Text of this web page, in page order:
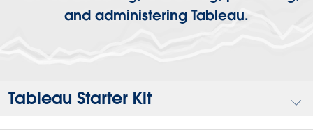
and administering Tableau.
Tableau Starter Kit